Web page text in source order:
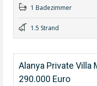
1 Badezimmer
1.5 Strand
Alanya Private Villa
290.000 Euro